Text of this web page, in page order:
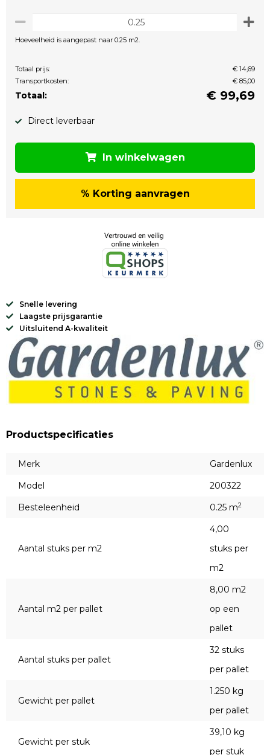
Hoeveelheid is aangepast naar 0.25 m2.
Totaal prijs:
€ 14,69
Transportkosten:
€ 85,00
Totaal: € 99,69
Direct leverbaar
In winkelwagen
% Korting aanvragen
Snelle levering
Laagste prijsgarantie
Uitsluitend A-kwaliteit
Productspecificaties
Merk
Gardenlux
Model
200322
Besteleenheid
0.25 m2
Aantal stuks per m2
4,00
stuks per
m2
Aantal m2 per pallet
8,00 m2
op een
pallet
Aantal stuks per pallet
32 stuks
per pallet
Gewicht per pallet
1.250 kg
per pallet
Gewicht per stuk
39,10 kg
per stuk